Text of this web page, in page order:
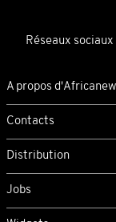
Réseaux sociaux
A propos
Contacts
Distribution
Jobs